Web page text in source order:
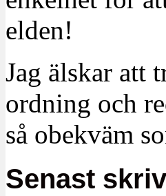
elden!
Jag älskar att
ordning och
så obekväm
Senast